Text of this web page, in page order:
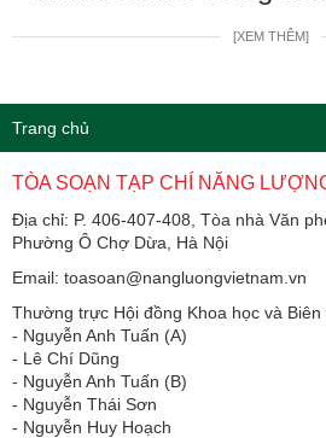
[XEM THÊM]
Trang chủ
TÒA SOẠN TẠP CHÍ NĂNG
Địa chỉ: P. 406-407-408, Tòa nhà Văn
Phường Ô Chợ Dừa, Hà Nội
Email: toasoan@nangluongvietnam.vn
Thường trực Hội đồng Khoa học và Biên
​​​​​​- Nguyễn Anh Tuấn (A)
- Lê Chí Dũng
- Nguyễn Anh Tuấn (B)
- Nguyễn Thái Sơn
- Nguyễn Huy Hoạch